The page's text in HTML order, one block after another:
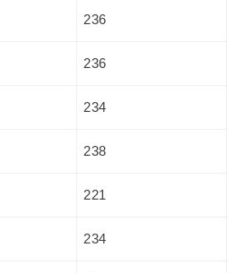
236
236
234
238
221
234